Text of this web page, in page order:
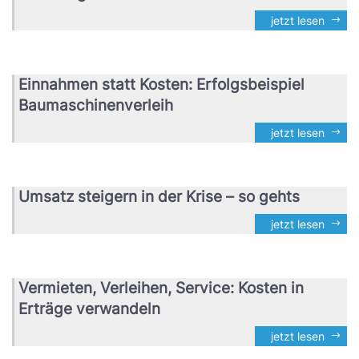
jetzt lesen
Einnahmen statt Kosten: Erfolgsbeispiel
Baumaschinenverleih
jetzt lesen
Umsatz steigern in der Krise – so gehts
jetzt lesen
Vermieten, Verleihen, Service: Kosten in
Erträge verwandeln
jetzt lesen